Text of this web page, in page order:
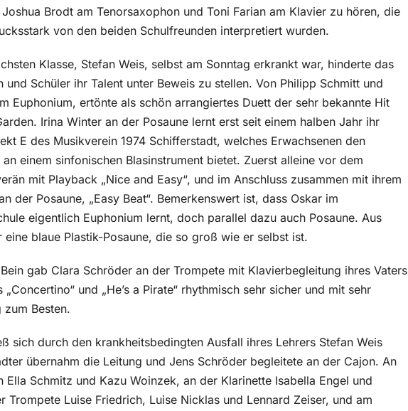
Brodt am Tenorsaxophon und Toni Farian am Klavier zu hören, die
von den beiden Schulfreunden interpretiert wurden.
Klasse, Stefan Weis, selbst am Sonntag erkrankt war, hinderte das
und Schüler ihr Talent unter Beweis zu stellen. Von Philipp Schmitt und
Euphonium, ertönte als schön arrangiertes Duett der sehr bekannte Hit
Irina Winter an der Posaune lernt erst seit einem halben Jahr ihr
E des Musikverein 1974 Schifferstadt, welches Erwachsenen den
einem sinfonischen Blasinstrument bietet. Zuerst alleine vor dem
mit Playback „Nice and Easy“, und im Anschluss zusammen mit ihrem
der Posaune, „Easy Beat“. Bemerkenswert ist, dass Oskar im
eigentlich Euphonium lernt, doch parallel dazu auch Posaune. Aus
eine blaue Plastik-Posaune, die so groß wie er selbst ist.
gab Clara Schröder an der Trompete mit Klavierbegleitung ihres Vaters
und „He’s a Pirate“ rhythmisch sehr sicher und mit sehr
zum Besten.
sich durch den krankheitsbedingten Ausfall ihres Lehrers Stefan Weis
übernahm die Leitung und Jens Schröder begleitete an der Cajon. An
Schmitz und Kazu Woinzek, an der Klarinette Isabella Engel und
Trompete Luise Friedrich, Luise Nicklas und Lennard Zeiser, und am